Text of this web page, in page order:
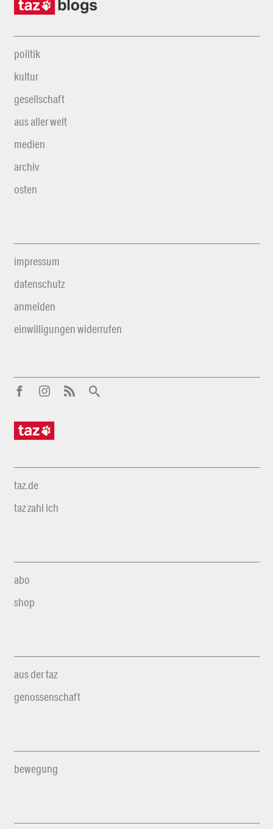
politik
kultur
gesellschaft
aus aller welt
medien
archiv
osten
impressum
datenschutz
anmelden
einwilligungen widerrufen
taz.de
taz zahl ich
abo
shop
aus der taz
genossenschaft
bewegung